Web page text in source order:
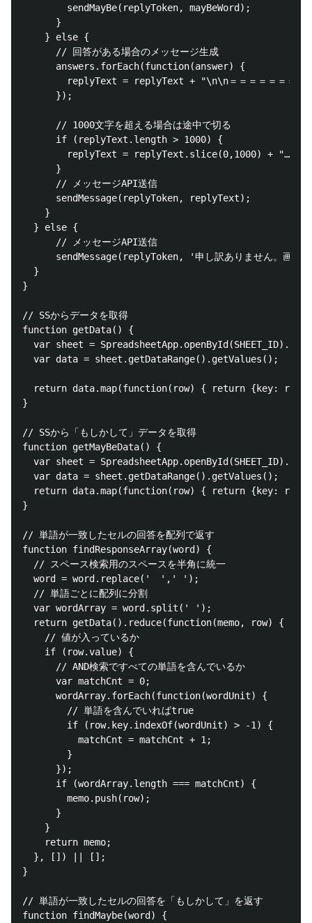
        sendMayBe(replyToken, mayBeWord);
      }
    } else {
      // 回答がある場合のメッセージ生成
      answers.forEach(function(answer) {
replyText = replyText + "\n\n＝＝＝＝＝＝＝
      });
      // 1000文字を超える場合は途中で切る
      if (replyText.length > 1000) {
replyText = replyText.slice(0,1000) + "……\n\n
      }
      // メッセージAPI送信
      sendMessage(replyToken, replyText);
    }
  } else {
      // メッセージAPI送信
sendMessage(replyToken, '申し訳ありません。画像又
  }
}
// SSからデータを取得
function getData() {
var sheet =
  var data = sheet.getDataRange().getValues();
return data.map(function(row) { return {key:
}
// SSから「もしかして」データを取得
function getMayBeData() {
var sheet =
  var data = sheet.getDataRange().getValues();
return data.map(function(row) { return {key:
}
// 単語が一致したセルの回答を配列で返す
function findResponseArray(word) {
  // スペース検索用のスペースを半角に統一
  word = word.replace('　',' ');
  // 単語ごとに配列に分割
  var wordArray = word.split(' ');
  return getData().reduce(function(memo, row) {
    // 値が入っているか
    if (row.value) {
      // AND検索ですべての単語を含んでいるか
      var matchCnt = 0;
      wordArray.forEach(function(wordUnit) {
        // 単語を含んでいればtrue
        if (row.key.indexOf(wordUnit) > -1) {
          matchCnt = matchCnt + 1;
        }
      });
      if (wordArray.length === matchCnt) {
        memo.push(row);
      }
    }
    return memo;
  }, []) || [];
}
// 単語が一致したセルの回答を「もしかして」を返す
function findMaybe(word) {